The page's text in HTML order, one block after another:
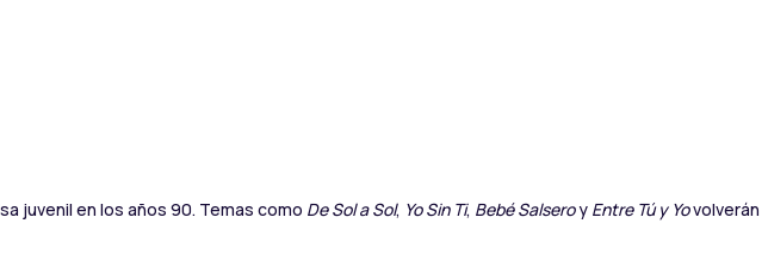
juvenil en los años 90. Temas como De Sol a Sol, Yo Sin Ti, Bebé Salseroy Entre Tú y Yovolverán